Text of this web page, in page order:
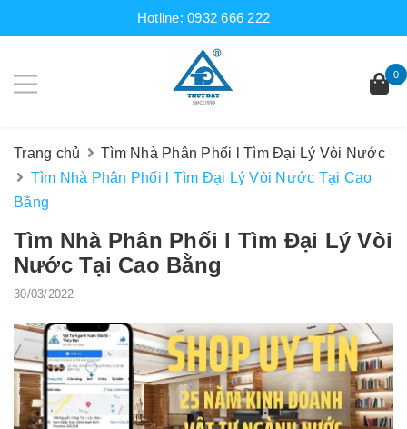
Hotline:0932 666 222
0
Trang chủ
Tìm Nhà Phân Phối l Tìm Đại Lý Vòi Nước
Tìm Nhà Phân Phối l Tìm Đại Lý Vòi Nước Tại Cao
Bằng
Tìm Nhà Phân Phối l Tìm Đại Lý Vòi
Nước Tại Cao Bằng
30/03/2022